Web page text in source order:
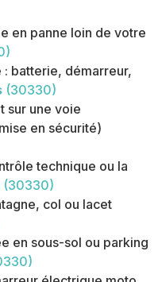
en panne loin de votre
batterie, démarreur,
(30330)
sur une voie
en sécurité)
technique ou la
(30330)
col ou lacet
en sous-sol ou parking